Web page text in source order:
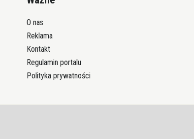
O nas
Reklama
Kontakt
Regulamin portalu
Polityka prywatności